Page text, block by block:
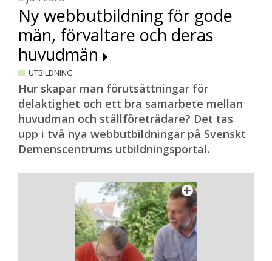
Ny webbutbildning för gode
män, förvaltare och deras
huvudmän
UTBILDNING
Hur skapar man förutsättningar för
delaktighet och ett bra samarbete mellan
huvudman och ställföreträdare? Det tas
upp i två nya webbutbildningar på Svenskt
Demenscentrums utbildningsportal.